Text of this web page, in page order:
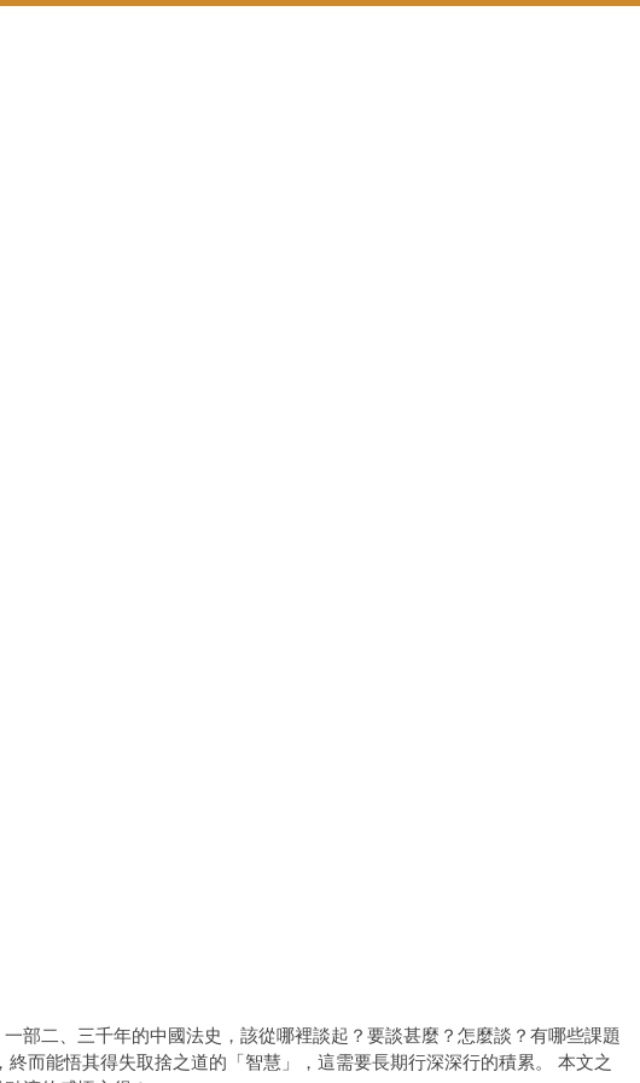
部二、三千年的中國法史，該從哪裡談起？要談甚麼？怎麼談？有哪些課題
而能悟其得失取捨之道的「智慧」，這需要長期行深深行的積累。 本文之